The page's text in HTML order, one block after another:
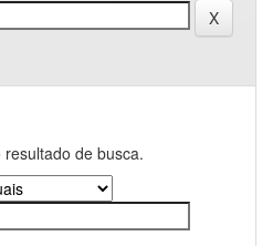
de busca.